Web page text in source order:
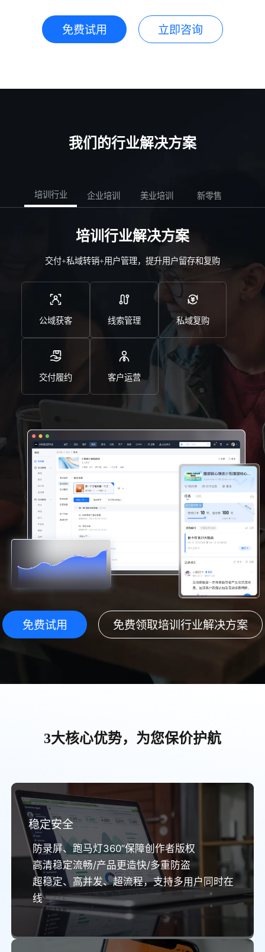
免费试用 立即咨询
我们的行业解决方案
培训行业 企业培训 美业培训 新零售
培训行业解决方案
交付+私域转销+用户管理，提升用户留存和复购
公域获客 线索管理 私域复购
交付履约 客户运营
免费试用 免费领取培训行业解决方案
3大核心优势，为您保价护航
稳定安全
防录屏、跑马灯360”保障创作者版权
高清稳定流畅/产品更造快/多重防盗
超稳定、高并发、超流程，支持多用户同时在
线